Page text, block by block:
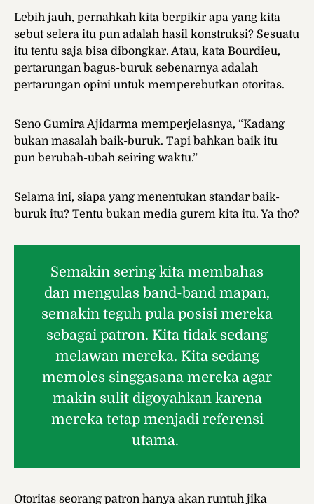
Lebih jauh, pernahkah kita berpikir apa yang kita
sebut selera itu pun adalah hasil konstruksi? Sesuatu
itu tentu saja bisa dibongkar. Atau, kata Bourdieu,
pertarungan bagus-buruk sebenarnya adalah
pertarungan opini untuk memperebutkan otoritas.
Seno Gumira Ajidarma memperjelasnya, “Kadang
bukan masalah baik-buruk. Tapi bahkan baik itu
pun berubah-ubah seiring waktu.”
Selama ini, siapa yang menentukan standar baik-
buruk itu? Tentu bukan media gurem kita itu. Ya tho?
Semakin sering kita membahas
dan mengulas band-band mapan,
semakin teguh pula posisi mereka
sebagai patron. Kita tidak sedang
melawan mereka. Kita sedang
memoles singgasana mereka agar
makin sulit digoyahkan karena
mereka tetap menjadi referensi
utama.
Otoritas seorang patron hanya akan runtuh jika